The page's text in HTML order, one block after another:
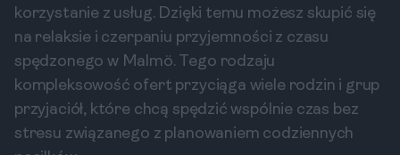
korzystanie z usług. Dzięki temu możesz skupić się
na relaksie i czerpaniu przyjemności z czasu
spędzonego w Malmö. Tego rodzaju
kompleksowość ofert przyciąga wiele rodzin i grup
przyjaciół, które chcą spędzić wspólnie czas bez
stresu związanego z planowaniem codziennych